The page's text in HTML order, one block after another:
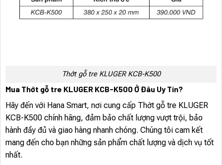
Thớt gỗ tre KLUGER KCB-K500
Mua Thớt gỗ tre KLUGER KCB-K500 Ở Đâu Uy Tín?
Hãy đến với Hana Smart, nơi cung cấp Thớt gỗ tre KLUGER
KCB-K500 chính hãng, đảm bảo chất lượng vượt trội, bảo
hành đầy đủ và giao hàng nhanh chóng. Chúng tôi cam kết
mang đến cho bạn những sản phẩm chất lượng và dịch vụ tốt
nhất.